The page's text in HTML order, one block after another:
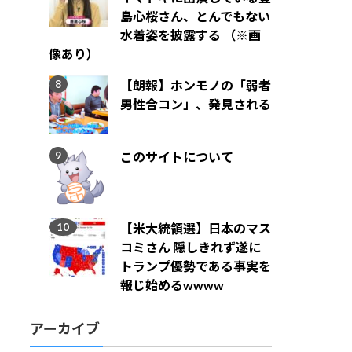
島心桜さん、とんでもない
水着姿を披露する （※画
像あり）
【朗報】ホンモノの「弱者
男性合コン」、発見される
このサイトについて
【米大統領選】日本のマス
コミさん 隠しきれず遂に
トランプ優勢である事実を
報じ始めるwwww
アーカイブ